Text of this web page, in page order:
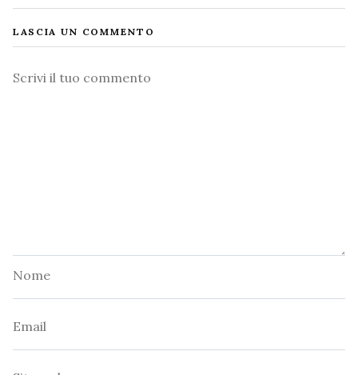
LASCIA UN COMMENTO
Commento